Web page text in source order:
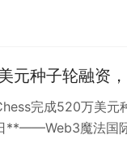
元种子轮融资
完成520万美元
**——Web3魔法国